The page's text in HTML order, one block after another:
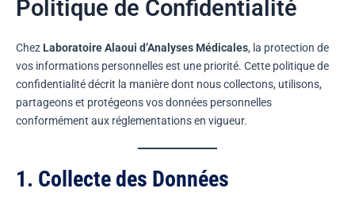
Politique de Confidentialité
Chez Laboratoire Alaoui d’Analyses Médicales, la protection de
vos informations personnelles est une priorité. Cette politique de
confidentialité décrit la manière dont nous collectons, utilisons,
partageons et protégeons vos données personnelles
conformément aux réglementations en vigueur.
1. Collecte des Données